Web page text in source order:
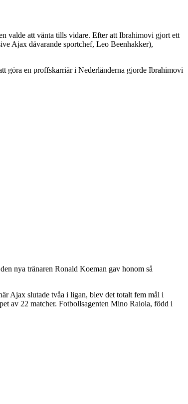
valde att vänta tills vidare. Efter att Ibrahimovi gjort ett
Ajax dåvarande sportchef, Leo Beenhakker),
göra en proffskarriär i Nederländerna gjorde Ibrahimovi
nya tränaren Ronald Koeman gav honom så
Ajax slutade tvåa i ligan, blev det totalt fem mål i
av 22 matcher. Fotbollsagenten Mino Raiola, född i